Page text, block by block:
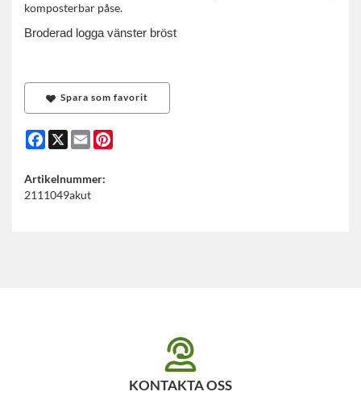
komposterbar påse.
Broderad logga vänster bröst
Spara som favorit
Facebook
X Email
Artikelnummer:
2111049akut
KONTAKTA OSS